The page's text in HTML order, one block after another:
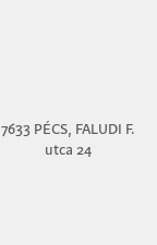
7633 PÉCS, FALUDI F.
utca 24